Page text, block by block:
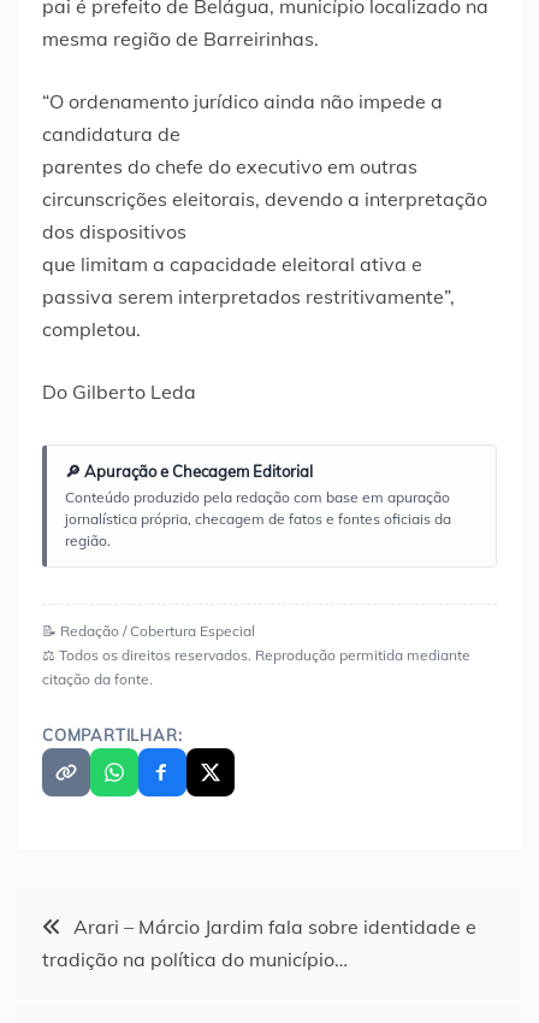
pai é prefeito de Belágua, município localizado na
mesma região de Barreirinhas.
“O ordenamento jurídico ainda não impede a
candidatura de
parentes do chefe do executivo em outras
circunscrições eleitorais, devendo a interpretação
dos dispositivos
que limitam a capacidade eleitoral ativa e
passiva serem interpretados restritivamente”,
completou.
Do Gilberto Leda
🔎 Apuração e Checagem Editorial
Conteúdo produzido pela redação com base em apuração
jornalística própria, checagem de fatos e fontes oficiais da
região.
📝 Redação / Cobertura Especial
⚖️ Todos os direitos reservados. Reprodução permitida mediante
citação da fonte.
COMPARTILHAR:
Navegação
Arari – Márcio Jardim fala sobre identidade e
tradição na política do município…